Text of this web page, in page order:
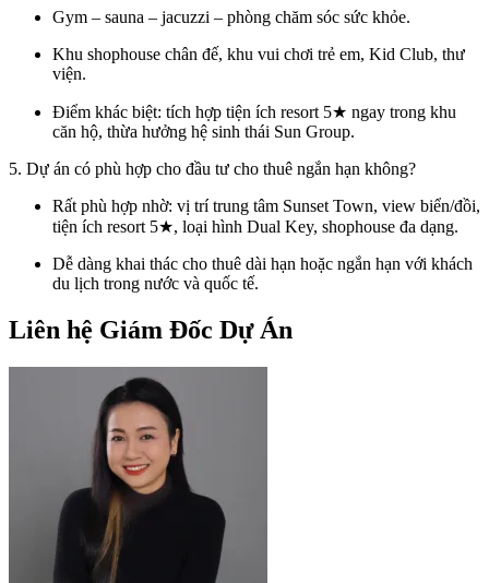
Gym – sauna – jacuzzi – phòng chăm sóc sức khỏe.
Khu shophouse chân đế, khu vui chơi trẻ em, Kid Club, thư
viện.
Điểm khác biệt: tích hợp tiện ích resort 5★ ngay trong khu
căn hộ, thừa hưởng hệ sinh thái Sun Group.
5. Dự án có phù hợp cho đầu tư cho thuê ngắn hạn không?
Rất phù hợp nhờ: vị trí trung tâm Sunset Town, view biển/đồi,
tiện ích resort 5★, loại hình Dual Key, shophouse đa dạng.
Dễ dàng khai thác cho thuê dài hạn hoặc ngắn hạn với khách
du lịch trong nước và quốc tế.
Liên hệ Giám Đốc Dự Án